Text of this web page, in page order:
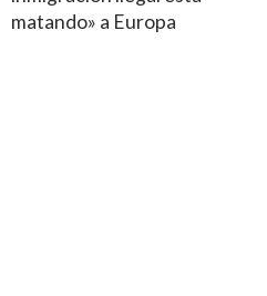
matando» a Europa